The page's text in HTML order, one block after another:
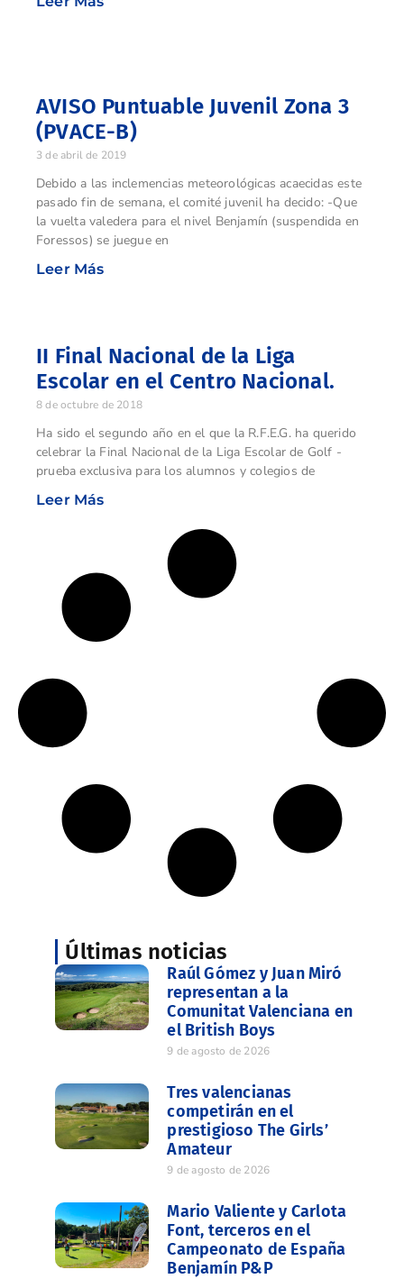
AVISO Puntuable Juvenil Zona 3
(PVACE-B)
3 de abril de 2019
Debido a las inclemencias meteorológicas acaecidas este
pasado fin de semana, el comité juvenil ha decido: -Que
la vuelta valedera para el nivel Benjamín (suspendida en
Foressos) se juegue en
Leer Más
II Final Nacional de la Liga
Escolar en el Centro Nacional.
8 de octubre de 2018
Ha sido el segundo año en el que la R.F.E.G. ha querido
celebrar la Final Nacional de la Liga Escolar de Golf -
prueba exclusiva para los alumnos y colegios de
Leer Más
Últimas noticias
Raúl Gómez y Juan Miró
representan a la
Comunitat Valenciana en
el British Boys
9 de agosto de 2026
Tres valencianas
competirán en el
prestigioso The Girls’
Amateur
9 de agosto de 2026
Mario Valiente y Carlota
Font, terceros en el
Campeonato de España
Benjamín P&P